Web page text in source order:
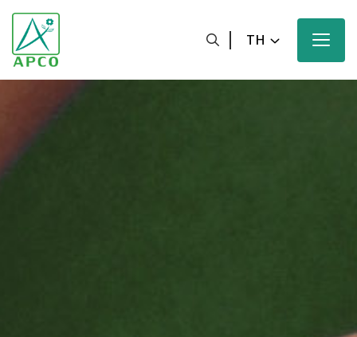
TH
หน้าหลัก
เกี่ยวกับเรา